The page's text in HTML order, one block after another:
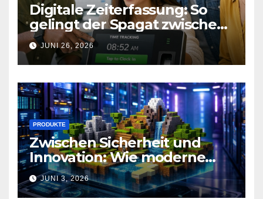
Digitale Zeiterfassung: So
gelingt der Spagat zwischen
Arbeitsalltag und effizienter
Personalplanung
JUNI 26, 2026
PRODUKTE
Zwischen Sicherheit und
Innovation: Wie moderne
Technik Gaming-
Communities neu definiert
JUNI 3, 2026